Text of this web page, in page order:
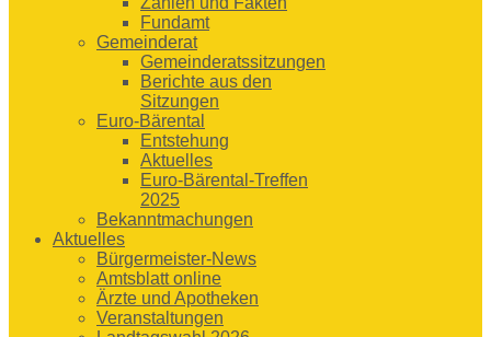
Fundamt
Gemeinderat
Gemeinderatssitzungen
Berichte aus den
Sitzungen
Euro-Bärental
Entstehung
Aktuelles
Euro-Bärental-Treffen
2025
Bekanntmachungen
Aktuelles
Bürgermeister-News
Amtsblatt online
Ärzte und Apotheken
Veranstaltungen